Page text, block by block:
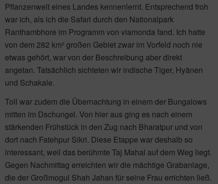
Pflanzenwelt eines Landes kennenlernt. Entsprechend froh
war ich, als ich die Safari durch den Nationalpark
Ranthambhore im Programm von viamonda fand. Ich hatte
von dem 282 km² großen Gebiet zwar im Vorfeld noch nie
etwas gehört, war von der Beschreibung aber direkt
angetan. Tatsächlich sichteten wir indische Tiger, Hyänen
und Schakale.
Toll war zudem die Übernachtung in einem der Bungalows
mitten im Dschungel. Von hier aus ging es nach einem
stärkenden Frühstück in den Zug nach Bharatpur und von
dort nach Fatehpur Sikri. Diese Etappe war deshalb so
interessant, weil das berühmte Taj Mahal auf dem Weg liegt.
Gegen Nachmittag erreichten wir die mächtige Grabanlage,
die der Großmogul Shah Jahan für seine Frau errichten ließ.